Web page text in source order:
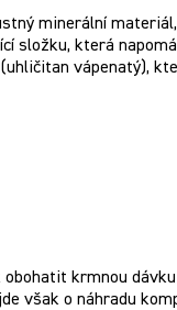
minerální
která
vápenatý),
krmnou
však o náhradu